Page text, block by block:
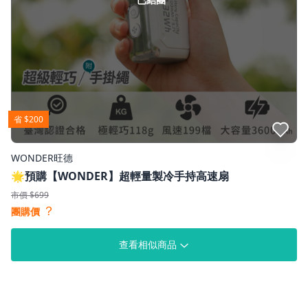
省 $200
點我收藏
WONDER旺德
🌟預購【WONDER】超輕量製冷手持高速扇
市價 $699
團購價 ？
查看相似商品